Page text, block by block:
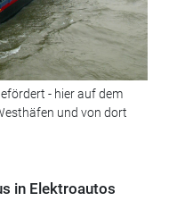
- hier auf dem
und von dort
in Elektroautos